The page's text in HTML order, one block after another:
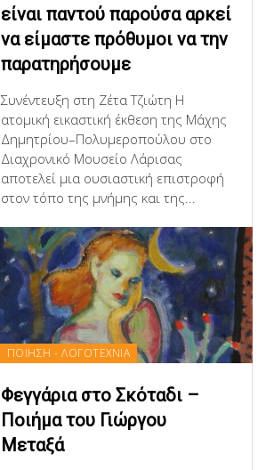
είναι παντού παρούσα αρκεί
να είμαστε πρόθυμοι να την
παρατηρήσουμε
Συνέντευξη στη Ζέτα Τζιώτη Η
ατομική εικαστική έκθεση της Μάχης
Δημητρίου–Πολυμεροπούλου στο
Διαχρονικό Μουσείο Λάρισας
αποτελεί μια ουσιαστική επιστροφή
στον τόπο της μνήμης και της...
ΠΟΙΗΣΗ - ΛΟΓΟΤΕΧΝΙΑ
Φεγγάρια στο Σκόταδι –
Ποιήμα του Γιώργου
Μεταξά